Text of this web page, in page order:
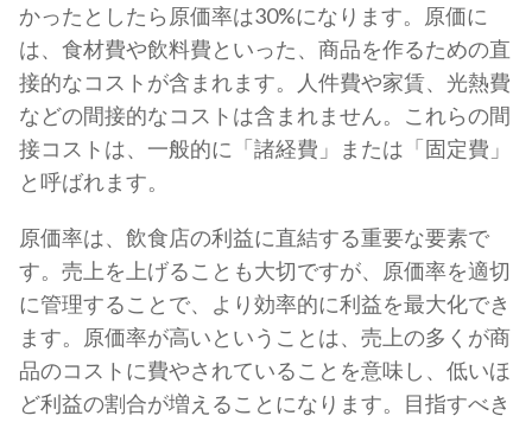
かったとしたら原価率は30%になります。原価に
は、食材費や飲料費といった、商品を作るための直
接的なコストが含まれます。人件費や家賃、光熱費
などの間接的なコストは含まれません。これらの間
接コストは、一般的に「諸経費」または「固定費」
と呼ばれます。
原価率は、飲食店の利益に直結する重要な要素で
す。売上を上げることも大切ですが、原価率を適切
に管理することで、より効率的に利益を最大化でき
ます。原価率が高いということは、売上の多くが商
品のコストに費やされていることを意味し、低いほ
ど利益の割合が増えることになります。目指すべき